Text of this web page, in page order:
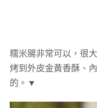
糯米腸非常可以，很大
烤到外皮金黃香酥、
的。▼